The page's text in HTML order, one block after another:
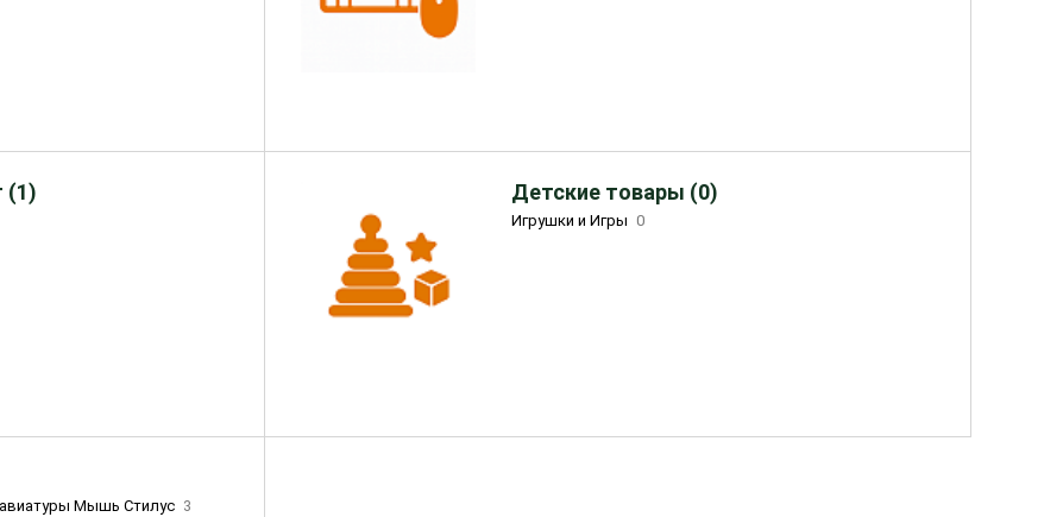
(1) Детские товары (0)
Игрушки и Игры 0
Мышь Стилус 3